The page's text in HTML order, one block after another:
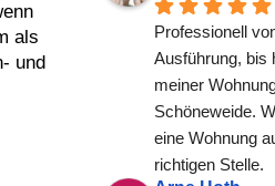
als
und
Professionell
Ausführung, bis
meiner
Schöneweide.
eine Wohnung
richtigen Stelle.